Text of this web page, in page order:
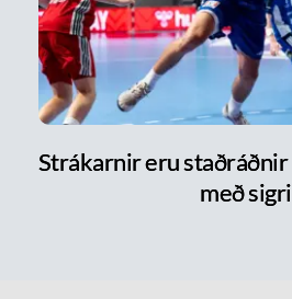
Strákarnir eru
með sigri